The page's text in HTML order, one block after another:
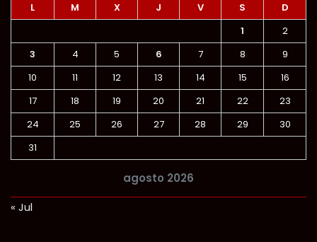
agosto 2026
L M X J V S
D
1
2
3
4 5 6 7 8
9
10
11 12 13 14 15
16
17
18 19 20 21 22
23
24
25 26 27 28 29
30
31
« Jul